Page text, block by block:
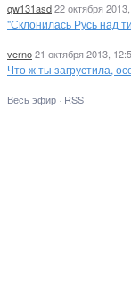
qw131asd22 октября
"Склонилась Русь над
verno21 октября 2013,
Что ж ты загрустила,
Весь эфир · RSS